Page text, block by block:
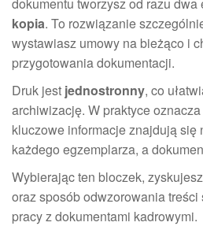
kopia. To rozwiązanie
wystawiasz umowy na bieżąco i
przygotowania dokumentacji.
Druk jest jednostronny, co
archiwizację. W praktyce
kluczowe informacje znajdują się
każdego egzemplarza, a
Wybierając ten bloczek,
oraz sposób odwzorowania
pracy z dokumentami kadrowymi.